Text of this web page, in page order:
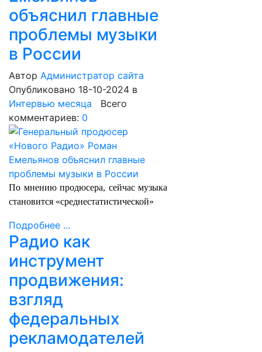
объяснил главные
проблемы музыки
в России
Автор Администратор сайта
Опубликовано 18-10-2024 в
Интервью месяца Всего
комментариев: 0
По мнению продюсера, сейчас музыка
становится «среднестатистической»
Подробнее ...
Радио как
инструмент
продвижения:
взгляд
федеральных
рекламодателей